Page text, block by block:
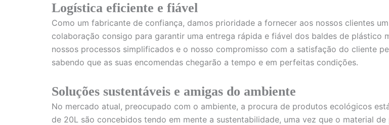
Logística eficiente e fiável
Como um fabricante de confiança, damos prioridade a fornecer aos nossos clientes
colaboração consigo para garantir uma entrega rápida e fiável dos baldes de plástico
nossos processos simplificados e o nosso compromisso com a satisfação do cliente
sabendo que as suas encomendas chegarão a tempo e em perfeitas condições.
Soluções sustentáveis e amigas do ambiente
No mercado atual, preocupado com o ambiente, a procura de produtos ecológicos
de 20L são concebidos tendo em mente a sustentabilidade, uma vez que o material